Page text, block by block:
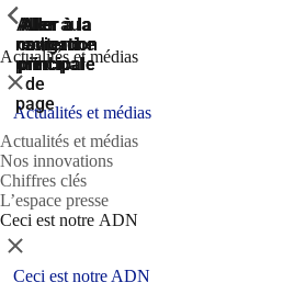
Aller à la
recherche
Aller à la
navigation
principale
Aller à la
navigation
principale
Aller au
contenu
principal
Aller
au
pied
de
page
Actualités et médias
ShowPrevious
Fermer
Actualités et médias
Actualités et médias
Nos innovations
Chiffres clés
L’espace presse
Ceci est notre ADN
ShowPrevious
Fermer
Ceci est notre ADN
ShowPrevious